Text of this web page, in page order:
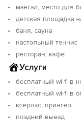
мангал, место для
детская площадка
баня, сауна
настольный теннис
ресторан, кафе
Услуги
бесплатный wi-fi в
бесплатный wi-fi в
ксерокс, принтер
поздний выезд